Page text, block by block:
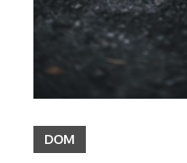
DOM